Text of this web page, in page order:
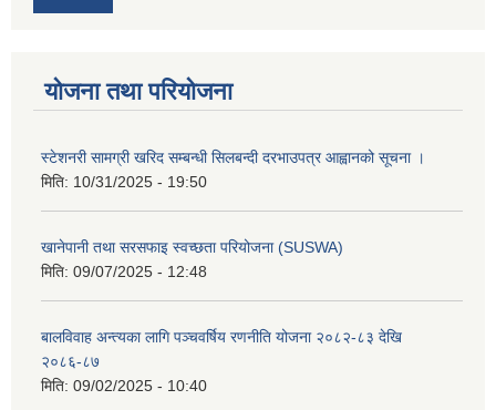
योजना तथा परियोजना
स्टेशनरी सामग्री खरिद सम्बन्धी सिलबन्दी दरभाउपत्र आह्वानको सूचना ।
मिति: 10/31/2025 - 19:50
खानेपानी तथा सरसफाइ स्वच्छता परियोजना (SUSWA)
मिति: 09/07/2025 - 12:48
बालविवाह अन्त्यका लागि पञ्चवर्षिय रणनीति योजना २०८२-८३ देखि
२०८६-८७
मिति: 09/02/2025 - 10:40